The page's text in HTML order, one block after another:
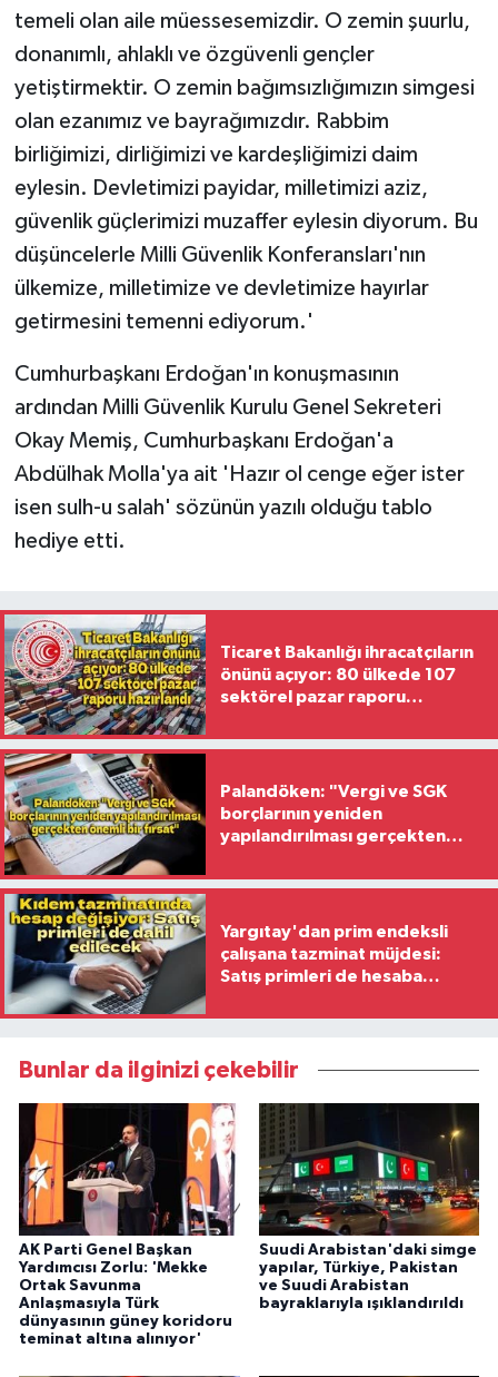
temeli olan aile müessesemizdir. O zemin şuurlu,
donanımlı, ahlaklı ve özgüvenli gençler
yetiştirmektir. O zemin bağımsızlığımızın simgesi
olan ezanımız ve bayrağımızdır. Rabbim
birliğimizi, dirliğimizi ve kardeşliğimizi daim
eylesin. Devletimizi payidar, milletimizi aziz,
güvenlik güçlerimizi muzaffer eylesin diyorum. Bu
düşüncelerle Milli Güvenlik Konferansları'nın
ülkemize, milletimize ve devletimize hayırlar
getirmesini temenni ediyorum.'
Cumhurbaşkanı Erdoğan'ın konuşmasının
ardından Milli Güvenlik Kurulu Genel Sekreteri
Okay Memiş, Cumhurbaşkanı Erdoğan'a
Abdülhak Molla'ya ait 'Hazır ol cenge eğer ister
isen sulh-u salah' sözünün yazılı olduğu tablo
hediye etti.
Ticaret Bakanlığı ihracatçıların
önünü açıyor: 80 ülkede 107
sektörel pazar raporu
Palandöken: "Vergi ve SGK
borçlarının yeniden
yapılandırılması gerçekten
Yargıtay'dan prim endeksli
çalışana tazminat müjdesi:
Satış primleri de hesaba
Bunlar da ilginizi çekebilir
AK Parti Genel Başkan
Yardımcısı Zorlu: 'Mekke
Ortak Savunma
Anlaşmasıyla Türk
dünyasının güney koridoru
teminat altına alınıyor'
Suudi Arabistan'daki simge
yapılar, Türkiye, Pakistan
ve Suudi Arabistan
bayraklarıyla ışıklandırıldı